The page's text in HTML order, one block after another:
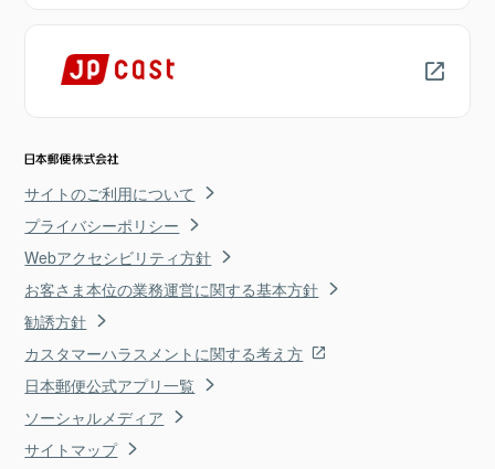
サイトのご利用について
プライバシーポリシー
Webアクセシビリティ方針
お客さま本位の業務運営に関する基本方針
勧誘方針
カスタマーハラスメントに関する考え方
日本郵便公式アプリ一覧
ソーシャルメディア
サイトマップ